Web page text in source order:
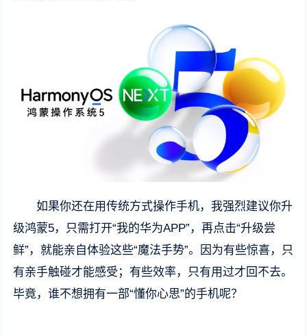
如果你还在用传统方式操作手机，我强烈建议你升
级鸿蒙5，只需打开“我的华为APP”，再点击“升级尝
鲜”，就能亲自体验这些“魔法手势”。因为有些惊喜，只
有亲手触碰才能感受；有些效率，只有用过才回不去。
毕竟，谁不想拥有一部“懂你心思”的手机呢？